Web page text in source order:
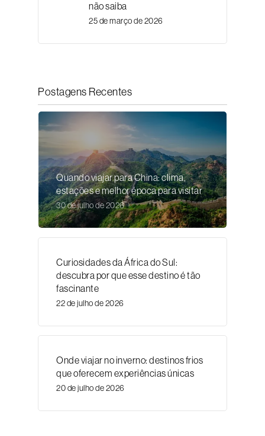
não saiba
25 de março de 2026
Postagens Recentes
Quando viajar para China: clima,
estações e melhor época para visitar
30 de julho de 2026
Curiosidades da África do Sul:
descubra por que esse destino é tão
fascinante
22 de julho de 2026
Onde viajar no inverno: destinos frios
que oferecem experiências únicas
20 de julho de 2026